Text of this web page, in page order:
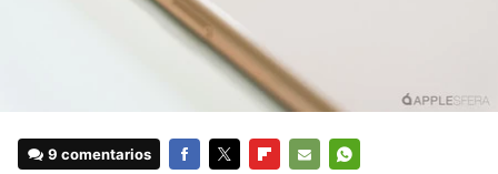
9 comentarios